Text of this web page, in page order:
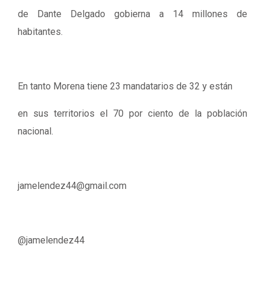
de Dante Delgado gobierna a 14 millones de
habitantes.
En tanto Morena tiene 23 mandatarios de 32 y están
en sus territorios el 70 por ciento de la población
nacional.
jamelendez44@gmail.com
@jamelendez44